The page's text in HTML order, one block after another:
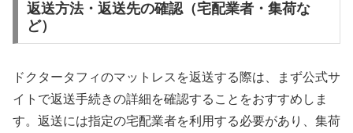
返送方法・返送先の確認（宅配業者・集荷な
ど）
ドクタータフィのマットレスを返送する際は、まず公式サ
イトで返送手続きの詳細を確認することをおすすめしま
す。返送には指定の宅配業者を利用する必要があり、集荷